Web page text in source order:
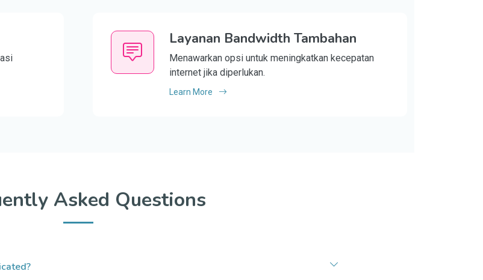
Layanan Bandwidth Tambahan
Menawarkan opsi untuk meningkatkan kecepatan
internet jika diperlukan.
Learn More
Asked Questions